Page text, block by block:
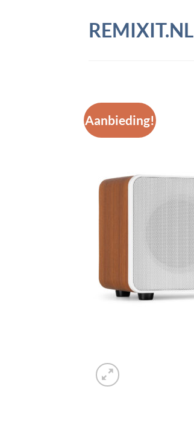
REMIXIT.NL
Aanbieding!